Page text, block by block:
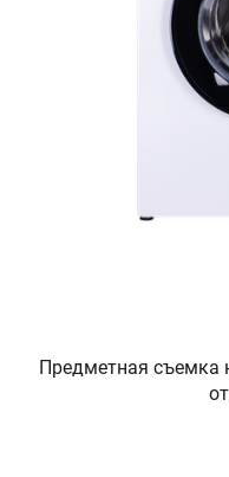
Предметная съемка